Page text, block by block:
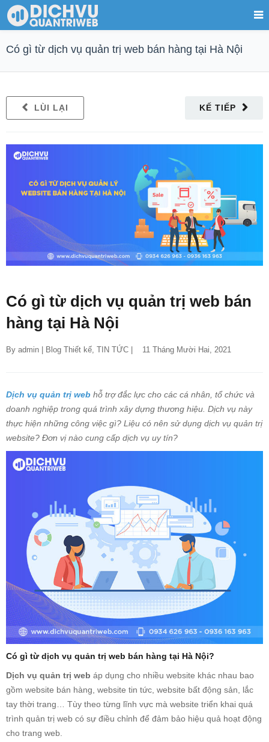
Có gì từ dịch vụ quản trị web bán hàng tại Hà Nội
KẾ TIẾP
LÙI LẠI
Có gì từ dịch vụ quản trị web bán
hàng tại Hà Nội
By admin | Blog Thiết kế TIN TỨC |    11 Tháng Mười Hai, 2021
Dịch vụ quản trị web hỗ trợ đắc lực cho các cá nhân, tổ chức và
doanh nghiệp trong quá trình xây dựng thương hiệu. Dịch vụ này
thực hiện những công việc gì? Liệu có nên sử dụng dịch vụ quản trị
website? Đơn vị nào cung cấp dịch vụ uy tín?
Có gì từ dịch vụ quản trị web bán hàng tại Hà Nội?
Dịch vụ quản trị web áp dụng cho nhiều website khác nhau bao
gồm website bán hàng, website tin tức, website bất động sản, lắc
tay thời trang… Tùy theo từng lĩnh vực mà website triển khai quá
trình quản trị web có sự điều chỉnh để đảm bảo hiệu quả hoạt động
cho trang web.